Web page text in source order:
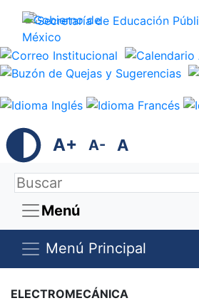
Trámites
A+ A- A
Menú
Menú Principal
ELECTROMECÁNICA